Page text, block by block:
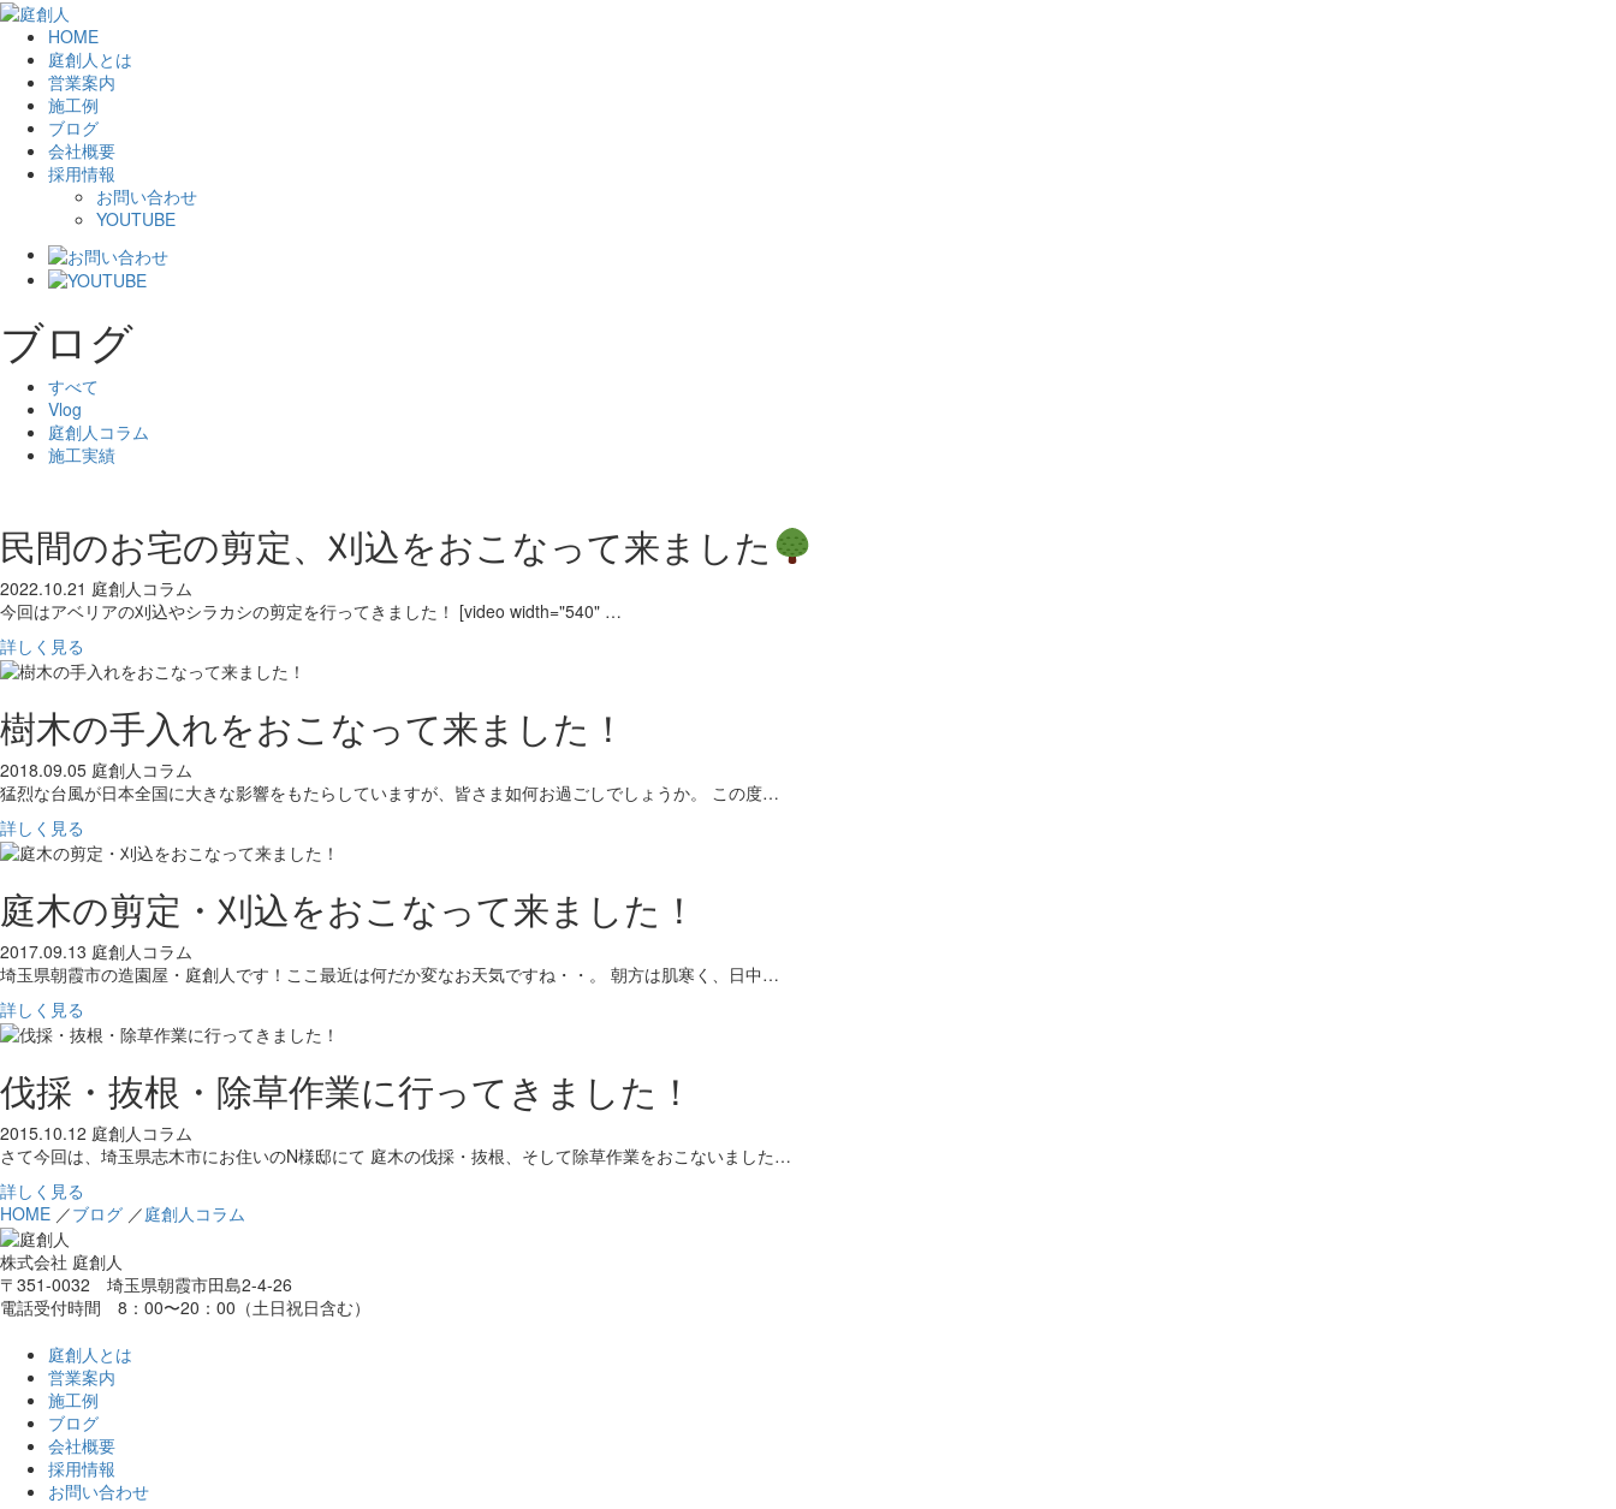
HOME
庭創人とは
営業案内
施工例
ブログ
会社概要
採用情報
お問い合わせ
YOUTUBE
ブログ
すべて
Vlog
庭創人コラム
施工実績
民間のお宅の剪定、刈込をおこなって来ました
2022.10.21 庭創人コラム
今回はアベリアの刈込やシラカシの剪定を行ってきました！ [video width="540" …
詳しく見る
樹木の手入れをおこなって来ました！
2018.09.05 庭創人コラム
猛烈な台風が日本全国に大きな影響をもたらしていますが、皆さま如何お過ごしでしょうか。 この度…
詳しく見る
庭木の剪定・刈込をおこなって来ました！
2017.09.13 庭創人コラム
埼玉県朝霞市の造園屋・庭創人です！ここ最近は何だか変なお天気ですね・・。 朝方は肌寒く、日中…
詳しく見る
伐採・抜根・除草作業に行ってきました！
2015.10.12 庭創人コラム
さて今回は、埼玉県志木市にお住いのN様邸にて 庭木の伐採・抜根、そして除草作業をおこないました…
詳しく見る
HOME ／ブログ ／庭創人コラム
株式会社 庭創人
〒351-0032 埼玉県朝霞市田島2-4-26
電話受付時間 8：00〜20：00（土日祝日含む）
庭創人とは
営業案内
施工例
ブログ
会社概要
採用情報
お問い合わせ